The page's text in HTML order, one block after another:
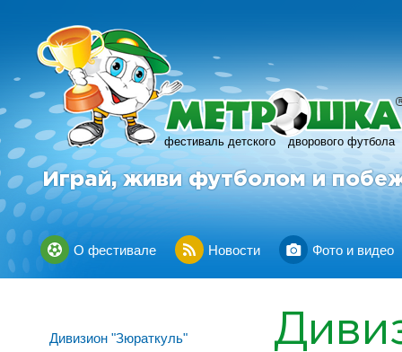
фестиваль детского дворового футбола
R
Играй, живи футболом и
О фестивале Новости Фото и видео
Дивизион "Зюраткуль"